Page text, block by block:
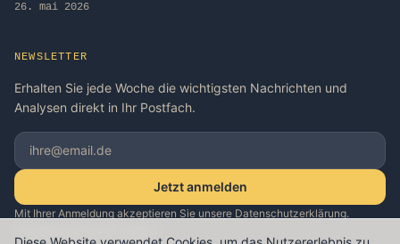
26. mai 2026
NEWSLETTER
Erhalten Sie jede Woche die wichtigsten Nachrichten und
Analysen direkt in Ihr Postfach.
Jetzt anmelden
Mit Ihrer Anmeldung akzeptieren Sie unsere Datenschutzerklärung.